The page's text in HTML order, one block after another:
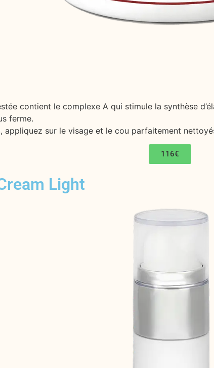
contient le complexe A qui stimule la synthèse
ferme.
appliquez sur le visage et le cou parfaitement
116€
Light